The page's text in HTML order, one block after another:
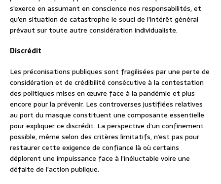
s’exerce en assumant en conscience nos responsabilités, et
qu’en situation de catastrophe le souci de l’intérêt général
prévaut sur toute autre considération individualiste.
Discrédit
Les préconisations publiques sont fragilisées par une perte de
considération et de crédibilité consécutive à la contestation
des politiques mises en œuvre face à la pandémie et plus
encore pour la prévenir. Les controverses justifiées relatives
au port du masque constituent une composante essentielle
pour expliquer ce discrédit. La perspective d’un confinement
possible, même selon des critères limitatifs, n’est pas pour
restaurer cette exigence de confiance là où certains
déplorent une impuissance face à l’inéluctable voire une
défaite de l’action publique.